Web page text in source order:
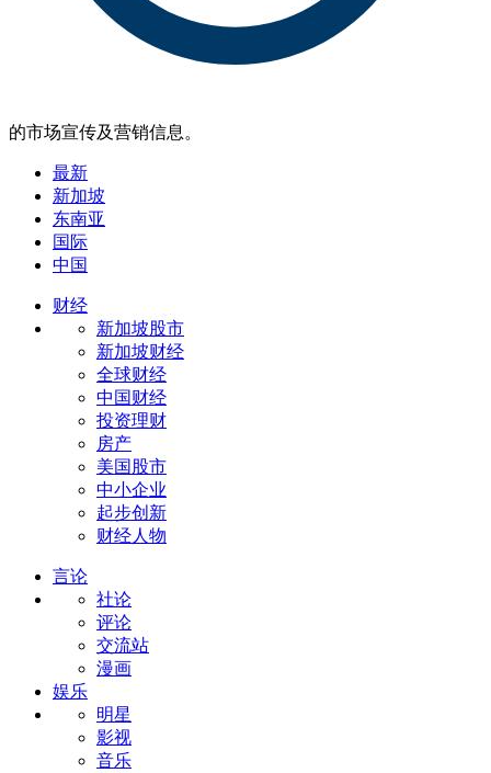
的市场宣传及营销信息。
最新
新加坡
东南亚
国际
中国
财经
新加坡股市
新加坡财经
全球财经
中国财经
投资理财
房产
美国股市
中小企业
起步创新
财经人物
言论
社论
评论
交流站
漫画
娱乐
明星
影视
音乐